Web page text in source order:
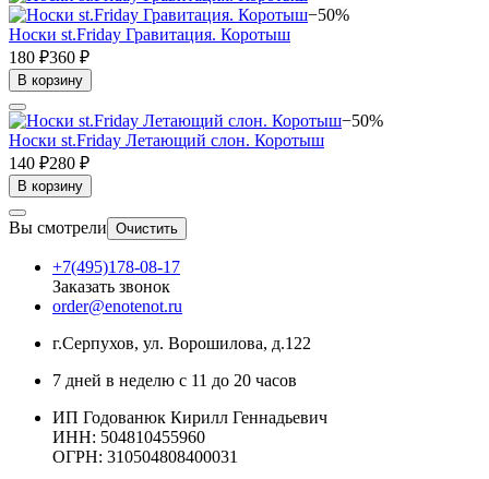
−50%
Носки st.Friday Гравитация. Коротыш
180 ₽360 ₽
В корзину
−50%
Носки st.Friday Летающий слон. Коротыш
140 ₽280 ₽
В корзину
Вы смотрели Очистить
+7(495)178-08-17
Заказать звонок
order@enotenot.ru
г.Серпухов, ул. Ворошилова, д.122
7 дней в неделю с 11 до 20 часов
ИП Годованюк Кирилл Геннадьевич
ИНН: 504810455960
ОГРН: 310504808400031